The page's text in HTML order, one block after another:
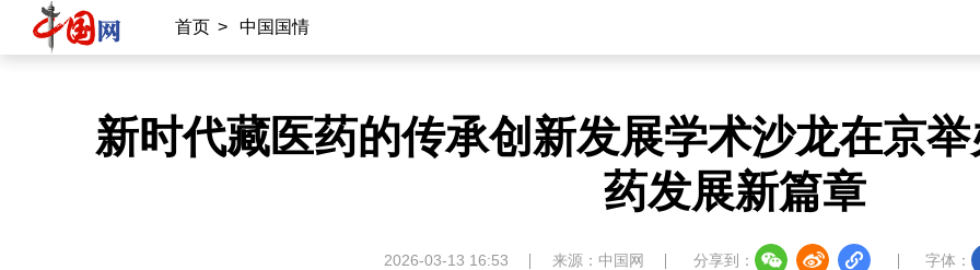
首页 > 中国国情
新时代藏医药的传承创新发展学术沙龙在京
药发展新篇章
2026-03-13 16:53 来源：中国网 分享到： 字体：